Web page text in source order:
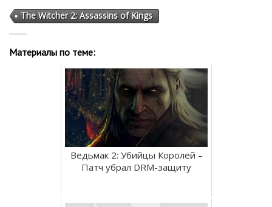
The Witcher 2: Assassins of Kings
Материалы по теме:
Ведьмак 2: Убийцы Королей –
Патч убрал DRM-защиту